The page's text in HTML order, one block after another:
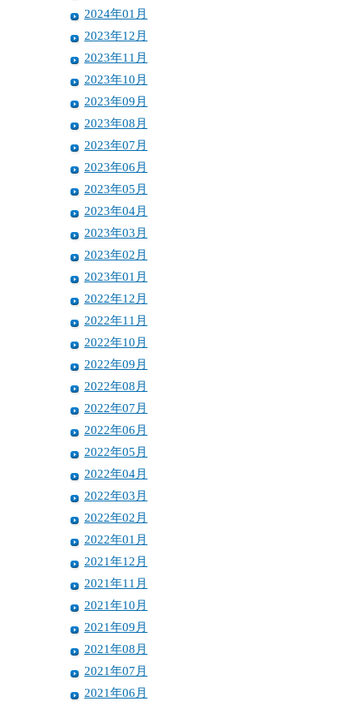
2024年01月
2023年12月
2023年11月
2023年10月
2023年09月
2023年08月
2023年07月
2023年06月
2023年05月
2023年04月
2023年03月
2023年02月
2023年01月
2022年12月
2022年11月
2022年10月
2022年09月
2022年08月
2022年07月
2022年06月
2022年05月
2022年04月
2022年03月
2022年02月
2022年01月
2021年12月
2021年11月
2021年10月
2021年09月
2021年08月
2021年07月
2021年06月